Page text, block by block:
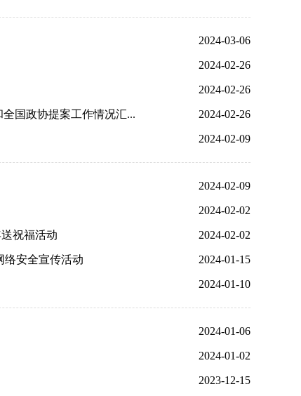
2024-03-06
2024-02-26
2024-02-26
2024-02-26
国政协提案工作情况汇...
2024-02-09
2024-02-09
2024-02-02
2024-02-02
祝福活动
2024-01-15
络安全宣传活动
2024-01-10
2024-01-06
2024-01-02
2023-12-15